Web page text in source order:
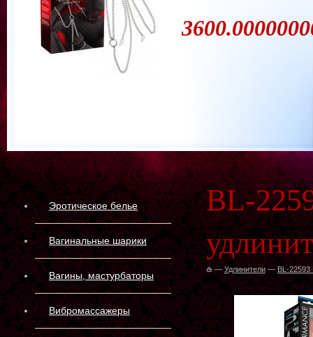
Эротическое белье
Вагинальные шарики
Вагины, мастурбаторы
Вибромассажеры
BL-
—Удлинители — BL-